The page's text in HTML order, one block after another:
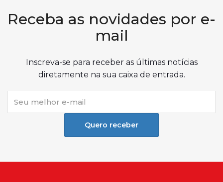
Receba as novidades por e-
mail
Inscreva-se para receber as últimas notícias
diretamente na sua caixa de entrada.
Quero receber